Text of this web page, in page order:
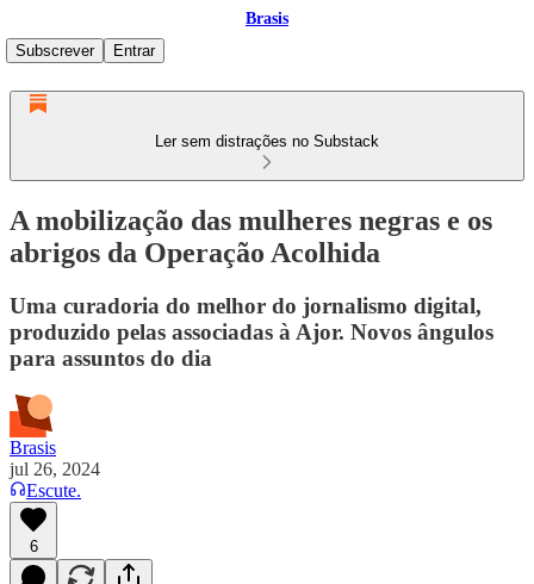
Brasis
Subscrever
Entrar
Ler sem distrações no Substack
A mobilização das mulheres negras e os
abrigos da Operação Acolhida
Uma curadoria do melhor do jornalismo digital,
produzido pelas associadas à Ajor. Novos ângulos
para assuntos do dia
Brasis
jul 26, 2024
Escute.
6